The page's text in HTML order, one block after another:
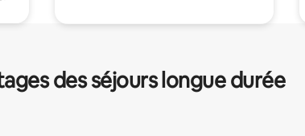
des séjours longue durée